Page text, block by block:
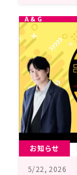
お知らせ
5/22, 2026